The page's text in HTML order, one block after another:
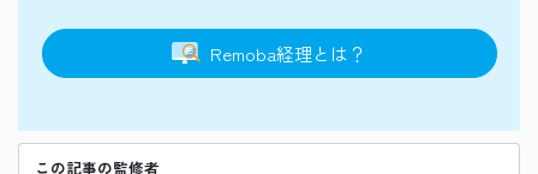
Remoba経理とは？
この記事の監修者